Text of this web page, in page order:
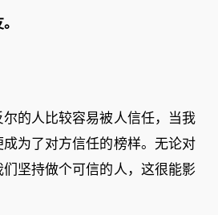
的人比较容易被人信任，当我
为了对方信任的榜样。无论对
坚持做个可信的人，这很能影